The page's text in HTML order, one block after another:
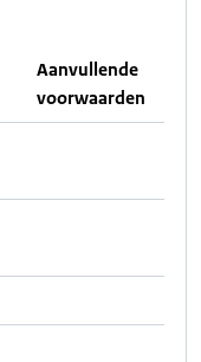
Aanvullende
voorwaarden